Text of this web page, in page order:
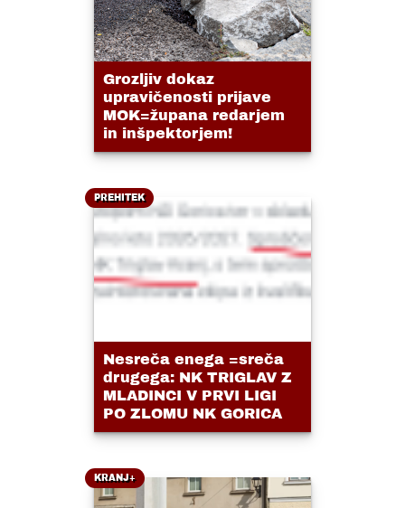
Grozljiv dokaz
upravičenosti prijave
MOK=župana redarjem
in inšpektorjem!
PREHITEK
Nesreča enega =sreča
drugega: NK TRIGLAV Z
MLADINCI V PRVI LIGI
PO ZLOMU NK GORICA
KRANJ+